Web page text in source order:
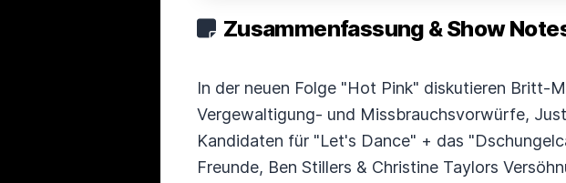
Zusammenfassung & Show
In der neuen Folge "Hot Pink" diskutieren Britt-
Vergewaltigung- und Missbrauchsvorwürfe,
Kandidaten für "Let's Dance" + das
Freunde, Ben Stillers & Christine Taylors